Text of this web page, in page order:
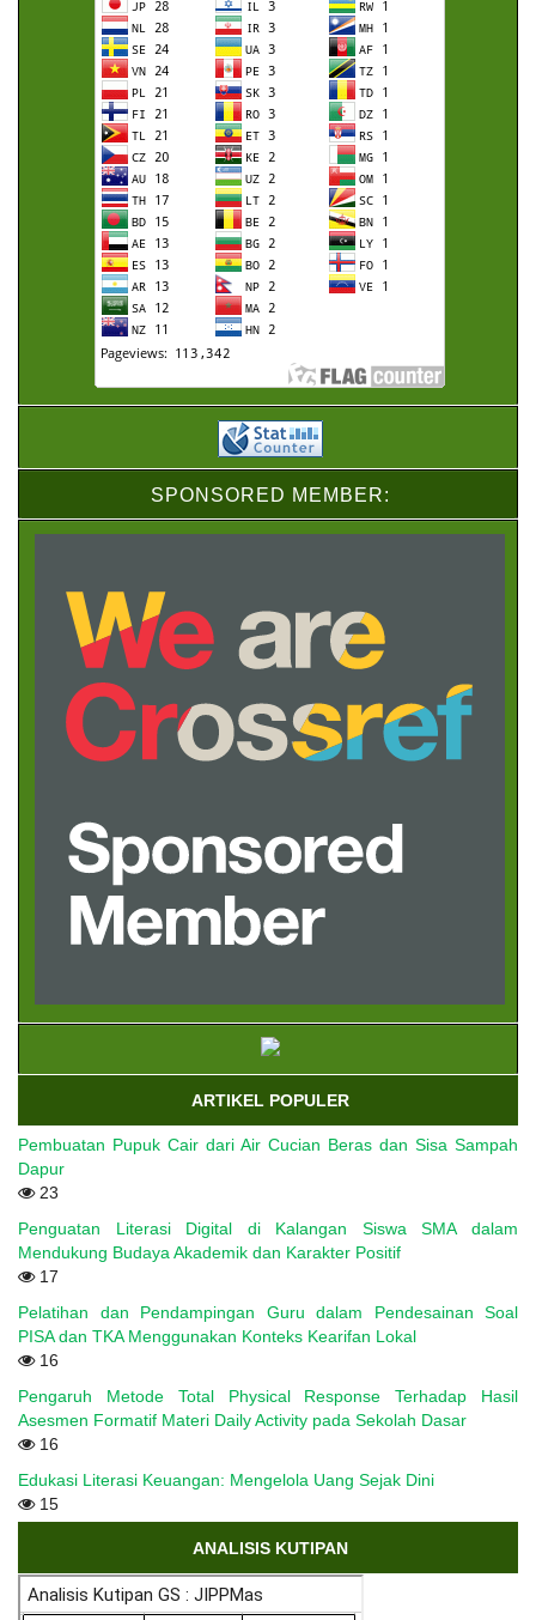
SPONSORED MEMBER:
ARTIKEL POPULER
Pembuatan Pupuk Cair dari Air Cucian Beras dan Sisa Sampah
Dapur
23
Penguatan Literasi Digital di Kalangan Siswa SMA dalam
Mendukung Budaya Akademik dan Karakter Positif
17
Pelatihan dan Pendampingan Guru dalam Pendesainan Soal
PISA dan TKA Menggunakan Konteks Kearifan Lokal
16
Pengaruh Metode Total Physical Response Terhadap Hasil
Asesmen Formatif Materi Daily Activity pada Sekolah Dasar
16
Edukasi Literasi Keuangan: Mengelola Uang Sejak Dini
15
ANALISIS KUTIPAN